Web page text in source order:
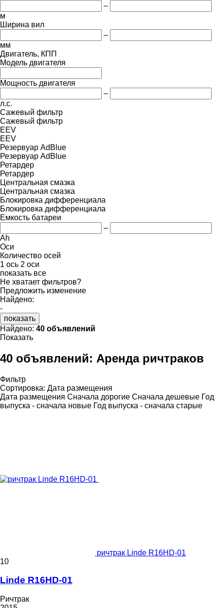
–
м
Ширина вил
–
мм
Двигатель, КПП
Модель двигателя
Мощность двигателя
–
л.с.
Сажевый фильтр
Сажевый фильтр
EEV
EEV
Резервуар AdBlue
Резервуар AdBlue
Ретардер
Ретардер
Центральная смазка
Центральная смазка
Блокировка дифференциала
Блокировка дифференциала
Емкость батареи
–
Ah
Оси
Количество осей
1 ось 2 оси
показать все
Не хватает фильтров?
Предложить изменение
Найдено:
-
показать
Найдено: 40 объявлений
Показать
40 объявлений: Аренда ричтраков
Фильтр
Сортировка: Дата размещения
Дата размещения Сначала дорогие Сначала дешевые Год
выпуска - сначала новые Год выпуска - сначала старые
ричтрак Linde R16HD-01
10
Linde R16HD-01
Ричтрак